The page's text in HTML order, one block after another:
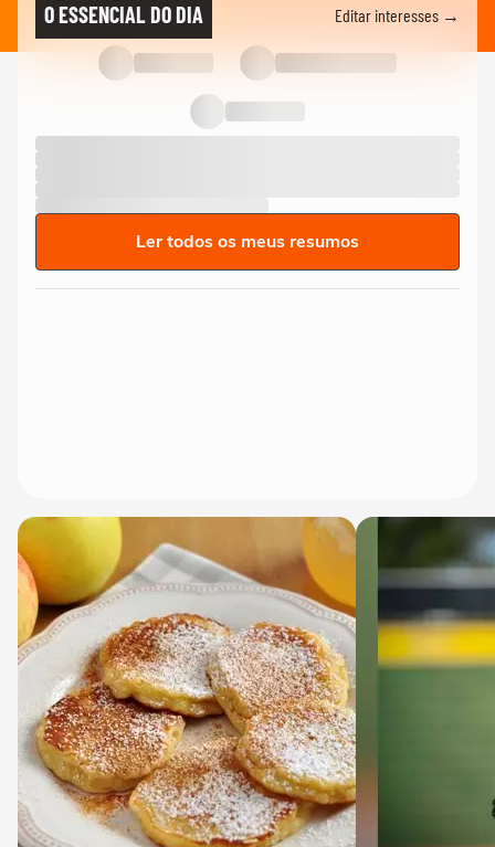
O ESSENCIAL DO DIA Editar interesses →
Ler todos os meus resumos